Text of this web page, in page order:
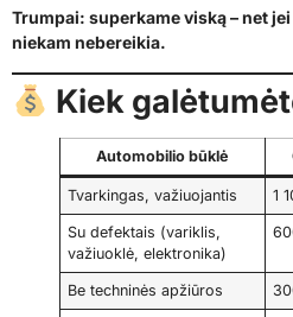
Trumpai: superkame viską – net
niekam nebereikia.
Kiek
Automobilio būklė
Tvarkingas, važiuojantis 1
Su defektais (variklis,
važiuoklė, elektronika)
Be techninės apžiūros